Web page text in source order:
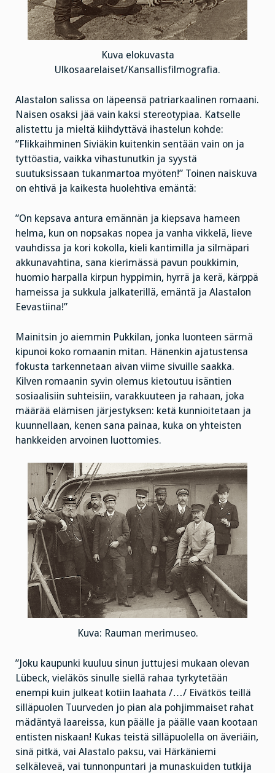
Kuva elokuvasta
Ulkosaarelaiset/Kansallisfilmografia.
Alastalon salissa on läpeensä patriarkaalinen romaani.
Naisen osaksi jää vain kaksi stereotypiaa. Katselle
alistettu ja mieltä kiihdyttävä ihastelun kohde:
”Flikkaihminen Siviäkin kuitenkin sentään vain on ja
tyttöastia, vaikka vihastunutkin ja syystä
suutuksissaan tukanmartoa myöten!” Toinen naiskuva
on ehtivä ja kaikesta huolehtiva emäntä:
”On kepsava antura emännän ja kiepsava hameen
helma, kun on nopsakas nopea ja vanha vikkelä, lieve
vauhdissa ja kori kokolla, kieli kantimilla ja silmäpari
akkunavahtina, sana kierimässä pavun poukkimin,
huomio harpalla kirpun hyppimin, hyrrä ja kerä, kärppä
hameissa ja sukkula jalkaterillä, emäntä ja Alastalon
Eevastiina!”
Mainitsin jo aiemmin Pukkilan, jonka luonteen särmä
kipunoi koko romaanin mitan. Hänenkin ajatustensa
fokusta tarkennetaan aivan viime sivuille saakka.
Kilven romaanin syvin olemus kietoutuu isäntien
sosiaalisiin suhteisiin, varakkuuteen ja rahaan, joka
määrää elämisen järjestyksen: ketä kunnioitetaan ja
kuunnellaan, kenen sana painaa, kuka on yhteisten
hankkeiden arvoinen luottomies.
Kuva: Rauman merimuseo.
”Joku kaupunki kuuluu sinun juttujesi mukaan olevan
Lübeck, vieläkös sinulle siellä rahaa tyrkytetään
enempi kuin julkeat kotiin laahata /…/ Eivätkös teillä
silläpuolen Tuurveden jo pian ala pohjimmaiset rahat
mädäntyä laareissa, kun päälle ja päälle vaan kootaan
entisten niskaan! Kukas teistä silläpuolella on äveriäin,
sinä pitkä, vai Alastalo paksu, vai Härkäniemi
selkäleveä, vai tunnonpuntari ja munaskuiden tutkija